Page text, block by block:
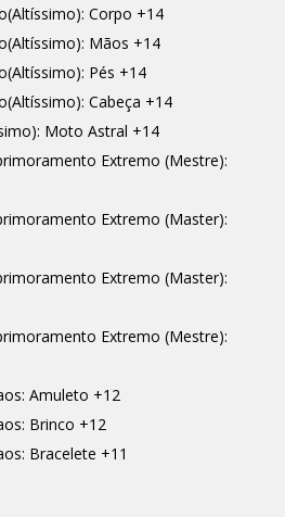
Corpo +14
Mãos +14
Pés +14
Cabeça +14
Moto Astral +14
Extremo (Mestre):
Extremo (Master):
Extremo (Master):
Extremo (Mestre):
Amuleto +12
Brinco +12
Bracelete +11